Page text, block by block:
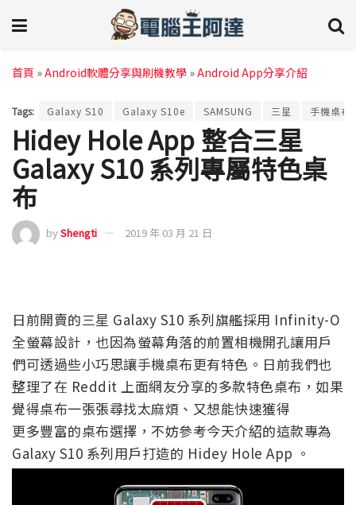
首頁 »Android軟體分享與刷機教學 »Android App分享介紹
Tags: Galaxy S10 Galaxy S10e SAMSUNG 三星 手機桌布
Hidey Hole App 整合三星
Galaxy S10 系列專屬特色桌
布
byShengti 2019 年 03 月 21 日
日前開賣的三星 Galaxy S10 系列旗艦採用 Infinity-O
全螢幕設計，也因為螢幕角落的前置相機開孔讓用戶
們可透過些小巧思讓手機桌布更有特色。日前我們也
整理了在 Reddit 上面網友分享的多款特色桌布，如果
覺得桌布一張張尋找太麻煩、又想能快速獲得
更多豐富的桌布選擇，不妨參考今天介紹的這款專為
Galaxy S10 系列用戶打造的 Hidey Hole App 。